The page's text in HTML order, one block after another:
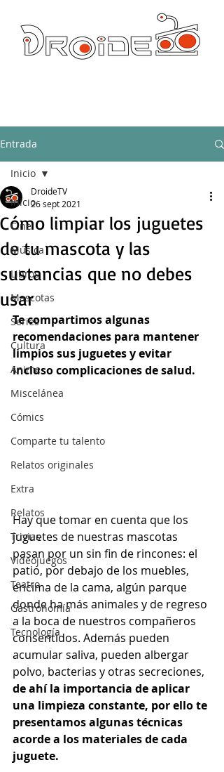
Entrada
Inicio
Cine
Música
Libros
Mascotas
Series
Cultura
Anime
Miscelánea
Cómics
Comparte tu talento
Relatos originales
Extra
Relatos
Trivias
Videojuegos
Teatro
Gastronomía
Tecnología
Inicio
Cómo limpiar los juguetes
de tu mascota y las
sustancias que no debes
usar
DroideTV
26 sept 2021
Te compartimos algunas
recomendaciones para mantener
limpios sus juguetes y evitar
incluso complicaciones de salud.
Hay que tomar en cuenta que los
juguetes de nuestras mascotas
pasan por un sin fin de rincones: el
patio, por debajo de los muebles,
encima de la cama, algún parque
donde ha más animales y de regreso
a la boca de nuestros compañeros
consentidos. Además pueden
acumular saliva, pueden albergar
polvo, bacterias y otras secreciones,
de ahí la importancia de aplicar
una limpieza constante, por ello te
presentamos algunas técnicas
acorde a los materiales de cada
juguete.